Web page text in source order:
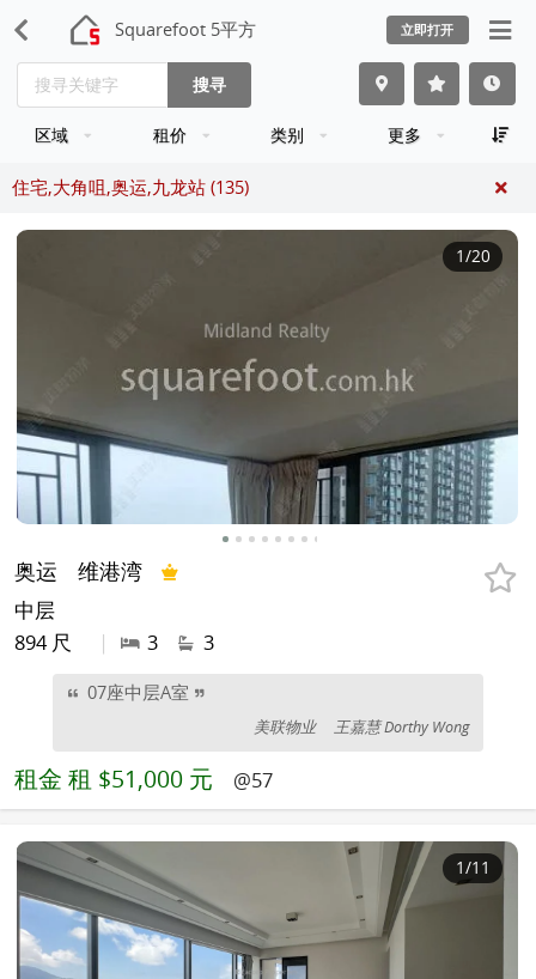
Squarefoot 5平方 立即打开
搜寻
区域 租价 类别 更多
住宅,大角咀,奥运,九龙站 (135)
1/20
奥运 维港湾
中层
894 尺
| 3 3
07座中层A室
美联物业 王嘉慧 Dorthy Wong
租金 租 $51,000 元 @57
1/11